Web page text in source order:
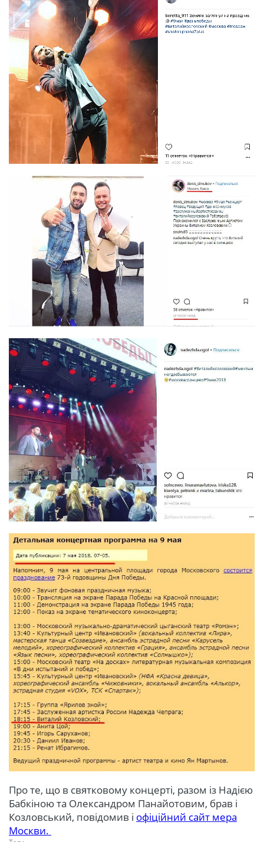
Про те, що в святковому концерті, разом із Надією
Бабкіною та Олександром Панайотовим, брав і
Козловський, повідомив і офіційний сайт мера
Москви.